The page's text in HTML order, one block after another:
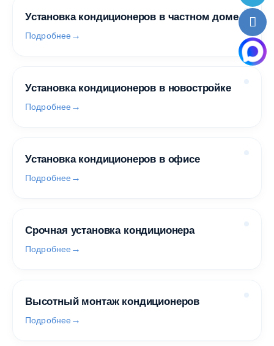
Установка кондиционеров в частном доме
Подробнее
Установка кондиционеров в новостройке
Подробнее
Установка кондиционеров в офисе
Подробнее
Срочная установка кондиционера
Подробнее
Высотный монтаж кондиционеров
Подробнее